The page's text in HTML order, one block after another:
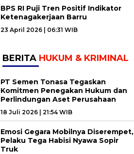
BPS RI Puji Tren Positif Indikator
Ketenagakerjaan Barru
23 April 2026 | 06:31 WIB
BERITA HUKUM & KRIMINAL
PT Semen Tonasa Tegaskan
Komitmen Penegakan Hukum dan
Perlindungan Aset Perusahaan
18 Juli 2026 | 21:54 WIB
Emosi Gegara Mobilnya Diserempet,
Pelaku Tega Habisi Nyawa Sopir
Truk